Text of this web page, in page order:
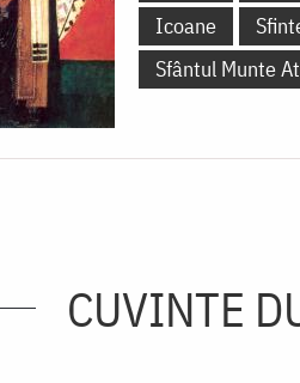
Icoane
Sfântul Munte
CUVINTE